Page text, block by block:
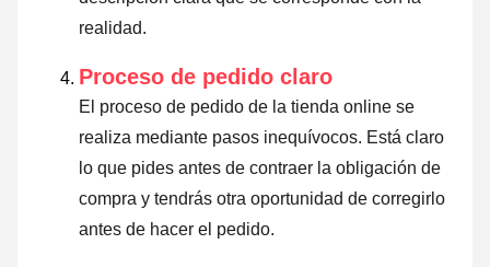
realidad.
Proceso de pedido claro
El proceso de pedido de la tienda online se
realiza mediante pasos inequívocos. Está claro
lo que pides antes de contraer la obligación de
compra y tendrás otra oportunidad de corregirlo
antes de hacer el pedido.